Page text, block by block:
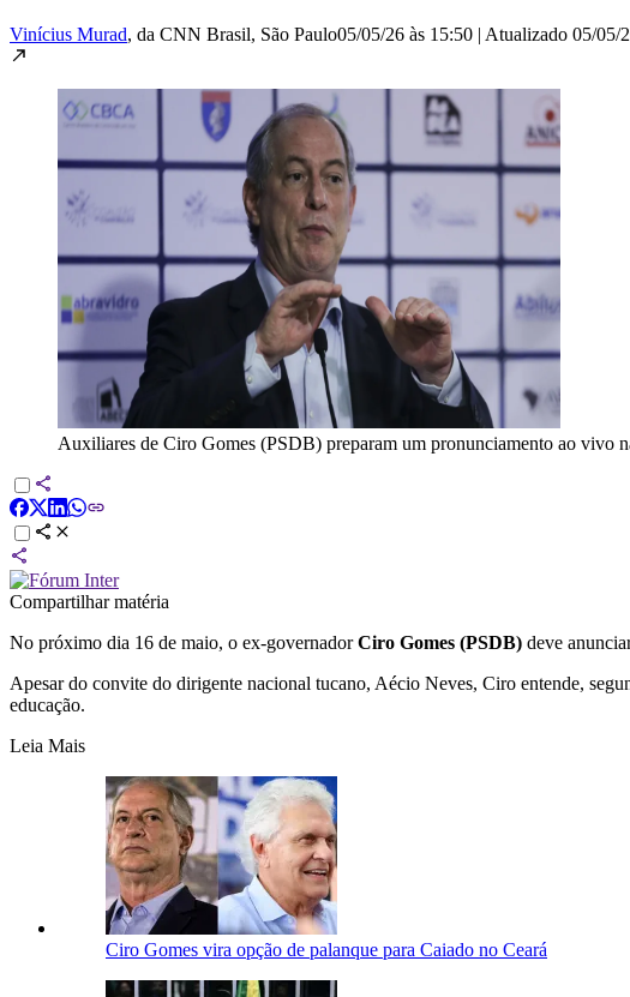
Vinícius Murad, da CNN Brasil, São Paulo05/05/26 às 15:50 | Atualizado 05/05/
Auxiliares de Ciro Gomes (PSDB) preparam um pronunciamento ao vivo
Compartilhar matéria
No próximo dia 16 de maio, o ex-governadorCiro Gomes (PSDB) deve
Apesar do convite do dirigente nacional tucano, Aécio Neves, Ciro entende,
educação.
Leia Mais
Ciro Gomes vira opção de palanque para Caiado no Ceará